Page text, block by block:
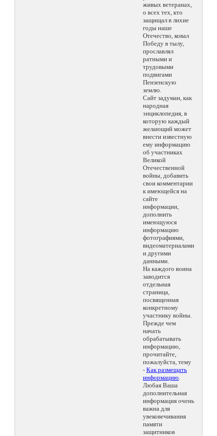
живых ветеранах,
о всех тех, кто
защищал в лихие
годы наше
Отечество, ковал
Победу в тылу,
прославлял
ратными и
трудовыми
подвигами
Пензенскую
землю.
Сайт задуман, как
народная
энциклопедия, в
которую каждый
желающий может
внести известную
ему информацию
об участниках
Великой
Отечественной
войны, добавить
свои комментарии
к имеющейся на
сайте
информации,
дополнить
имеющуюся
информацию
фотографиями,
видеоматериалами
и другими
данными.
На каждого воина
заводится
отдельная
страница,
посвященная
конкретному
участнику войны.
Прежде чем
начать
обрабатывать
информацию,
прочитайте,
пожалуйста, тему
- Как размещать
информацию.
Любая Ваша
дополнительная
информация очень
важна для
увековечивания
памяти
защитников